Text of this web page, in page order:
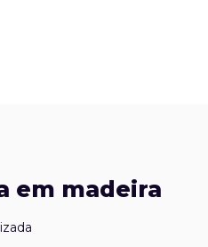
em madeira